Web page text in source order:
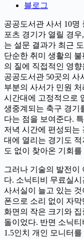
블로그
공공도서관 사서 10명
포츠 경기가 열릴 경
는 설문 결과가 최근
단순한 취미 생활의
의 질에 직접적인 영
공공도서관 50곳의 사
부분의 사서가 민원
시간대에 고정적으로
생중계되는 축구 경기
다는 점을 보여준다.
저녁 시간에 편성되는
대에 열리는 경기도 적
도 없이 찾아온 기회
그러나 기술의 발전이
다. 소닉티비 무료실
사서실이 늘고 있는
폰으로 소리 없이 자
화면의 작은 크기와
돌이었다. 반면 소닉
1.5인치 개인 모니터